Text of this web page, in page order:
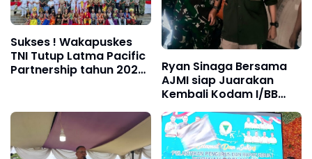
Sukses ! Wakapuskes
TNI Tutup Latma Pacific
Partnership tahun 2026
Ryan Sinaga Bersama
AJMI siap Juarakan
Kembali Kodam I/BB